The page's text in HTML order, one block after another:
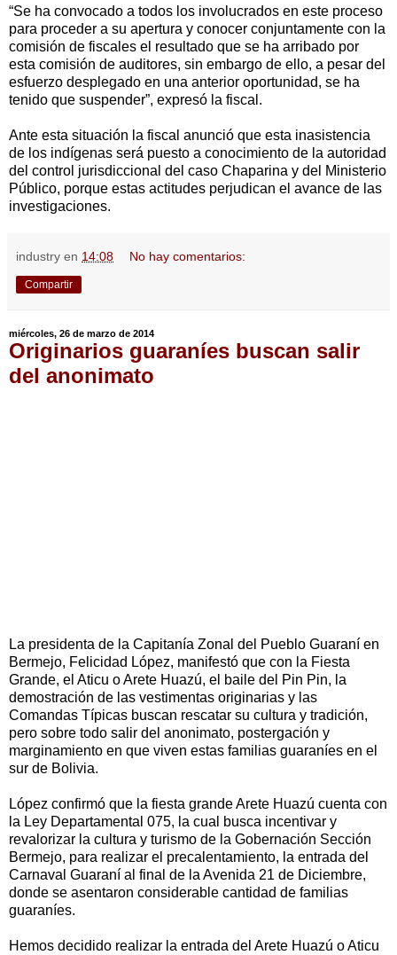
“Se ha convocado a todos los involucrados en este proceso
para proceder a su apertura y conocer conjuntamente con la
comisión de fiscales el resultado que se ha arribado por
esta comisión de auditores, sin embargo de ello, a pesar del
esfuerzo desplegado en una anterior oportunidad, se ha
tenido que suspender”, expresó la fiscal.
Ante esta situación la fiscal anunció que esta inasistencia
de los indígenas será puesto a conocimiento de la autoridad
del control jurisdiccional del caso Chaparina y del Ministerio
Público, porque estas actitudes perjudican el avance de las
investigaciones.
industry en 14:08 No hay comentarios:
Compartir
miércoles, 26 de marzo de 2014
Originarios guaraníes buscan salir
del anonimato
La presidenta de la Capitanía Zonal del Pueblo Guaraní en
Bermejo, Felicidad López, manifestó que con la Fiesta
Grande, el Aticu o Arete Huazú, el baile del Pin Pin, la
demostración de las vestimentas originarias y las
Comandas Típicas buscan rescatar su cultura y tradición,
pero sobre todo salir del anonimato, postergación y
marginamiento en que viven estas familias guaraníes en el
sur de Bolivia.
López confirmó que la fiesta grande Arete Huazú cuenta con
la Ley Departamental 075, la cual busca incentivar y
revalorizar la cultura y turismo de la Gobernación Sección
Bermejo, para realizar el precalentamiento, la entrada del
Carnaval Guaraní al final de la Avenida 21 de Diciembre,
donde se asentaron considerable cantidad de familias
guaraníes.
Hemos decidido realizar la entrada del Arete Huazú o Aticu